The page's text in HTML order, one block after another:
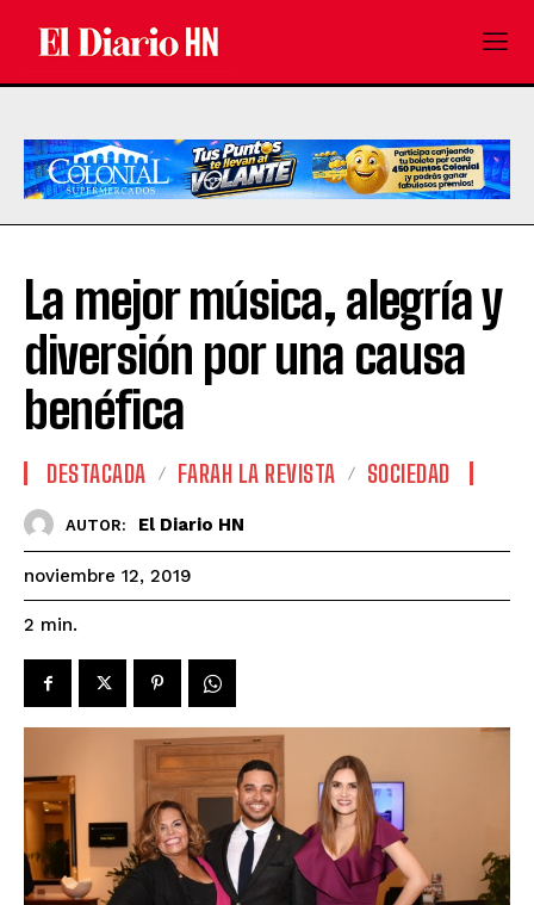
La mejor música, alegría y
diversión por una causa
benéfica
DESTACADA FARAH LA REVISTA SOCIEDAD
AUTOR: El Diario HN
noviembre 12, 2019
2 min.